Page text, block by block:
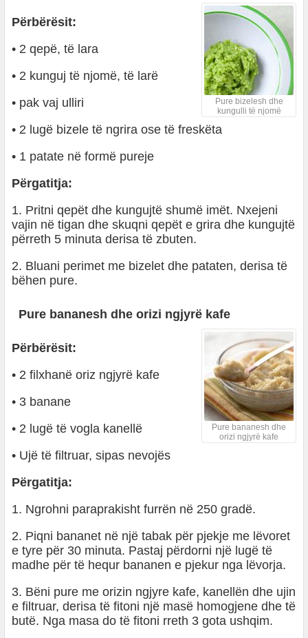
Pure bizelesh dhe
kungulli të njomë
Përbërësit:
• 2 qepë, të lara
• 2 kunguj të njomë, të larë
• pak vaj ulliri
• 2 lugë bizele të ngrira ose të freskëta
• 1 patate në formë pureje
Përgatitja:
1. Pritni qepët dhe kungujtë shumë imët. Nxejeni
vajin në tigan dhe skuqni qepët e grira dhe kungujtë
përreth 5 minuta derisa të zbuten.
2. Bluani perimet me bizelet dhe pataten, derisa të
bëhen pure.
Pure bananesh dhe orizi ngjyrë kafe
Pure bananesh dhe
orizi ngjyrë kafe
Përbërësit:
• 2 filxhanë oriz ngjyrë kafe
• 3 banane
• 2 lugë të vogla kanellë
• Ujë të filtruar, sipas nevojës
Përgatitja:
1. Ngrohni paraprakisht furrën në 250 gradë.
2. Piqni bananet në një tabak për pjekje me lëvoret
e tyre për 30 minuta. Pastaj përdorni një lugë të
madhe për të hequr bananen e pjekur nga lëvorja.
3. Bëni pure me orizin ngjyre kafe, kanellën dhe ujin
e filtruar, derisa të fitoni një masë homogjene dhe të
butë. Nga masa do të fitoni rreth 3 gota ushqim.